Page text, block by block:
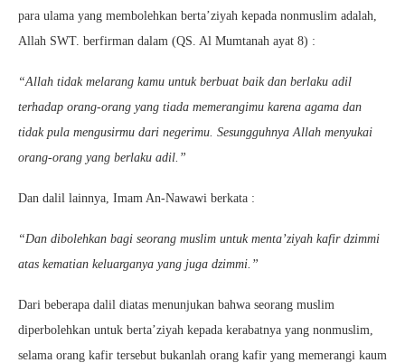
para ulama yang membolehkan berta’ziyah kepada nonmuslim adalah,
Allah SWT. berfirman dalam (QS. Al Mumtanah ayat 8) :
“Allah tidak melarang kamu untuk berbuat baik dan berlaku adil
terhadap orang-orang yang tiada memerangimu karena agama dan
tidak pula mengusirmu dari negerimu. Sesungguhnya Allah menyukai
orang-orang yang berlaku adil.”
Dan dalil lainnya, Imam An-Nawawi berkata :
“Dan dibolehkan bagi seorang muslim untuk menta’ziyah kafir dzimmi
atas kematian keluarganya yang juga dzimmi.”
Dari beberapa dalil diatas menunjukan bahwa seorang muslim
diperbolehkan untuk berta’ziyah kepada kerabatnya yang nonmuslim,
selama orang kafir tersebut bukanlah orang kafir yang memerangi kaum